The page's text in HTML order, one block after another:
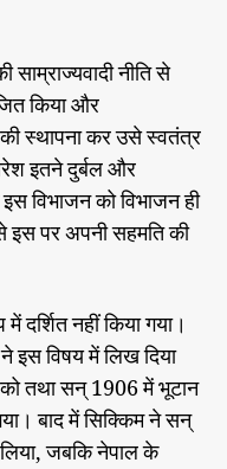
नीति से
किया और
स्थापना कर उसे स्वतंत्र
इतने दुर्बल और
विभाजन को विभाजन ही
इस पर अपनी सहमति की
दर्शित नहीं किया गया।
विषय में लिख दिया
तथा सन् 1906 में भूटान
बाद में सिक्किम ने सन्
जबकि नेपाल के